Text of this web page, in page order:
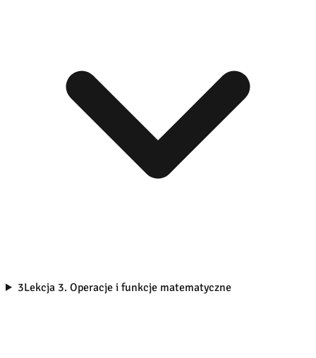
3Lekcja 3. Operacje i funkcje matematyczne